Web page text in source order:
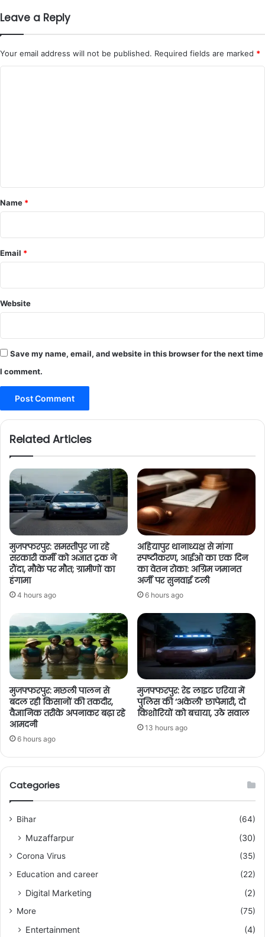
Leave a Reply
Your email address will not be published. Required fields are marked *
*
Name *
Email *
Website
Save my name, email, and website in this browser for the next time
I comment.
Related Articles
मुजफ्फरपुर: समस्तीपुर जा रहे
सरकारी कर्मी को अज्ञात ट्रक ने
रौंदा, मौके पर मौत; ग्रामीणों का
हंगामा
4 hours ago
अहियापुर थानाध्यक्ष से मांगा
स्पष्टीकरण, आईओ का एक दिन
का वेतन रोका: अग्रिम जमानत
अर्जी पर सुनवाई टली
6 hours ago
मुजफ्फरपुर: मछली पालन से
बदल रही किसानों की तकदीर,
वैज्ञानिक तरीके अपनाकर बढ़ा रहे
आमदनी
6 hours ago
मुजफ्फरपुर: रेड लाइट एरिया में
पुलिस की ‘अकेली’ छापेमारी, दो
किशोरियों को बचाया, उठे सवाल
13 hours ago
Categories
Bihar (64)
Muzaffarpur (30)
Corona Virus
(35)
Education and career
(22)
Digital Marketing (2)
More (75)
Entertainment
(4)